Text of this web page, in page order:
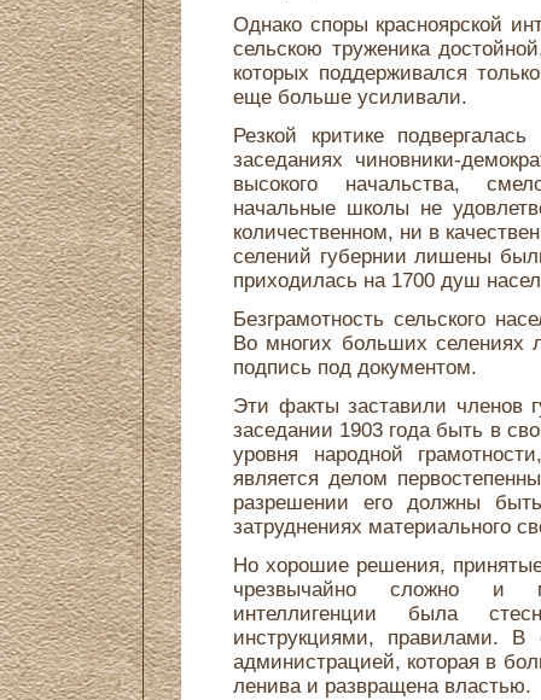
Однако споры красноярской
сельскою труженика
которых поддерживался
еще больше усиливали.
Резкой критике
заседаниях чиновники-
высокого начальства,
начальные школы не
количественном, ни в
селений губернии лишены
приходилась на 1700 душ
Безграмотность сельского
Во многих больших селениях
подпись под документом.
Эти факты заставили членов
заседании 1903 года быть в
уровня народной
является делом
разрешении его должны
затруднениях материального
Но хорошие решения,
чрезвычайно сложно и
интеллигенции была
инструкциями, правилами. В
администрацией, которая в
ленива и развращена властью.